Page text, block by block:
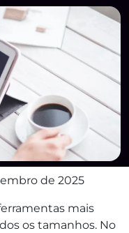
de 2025
mais
os tamanhos. No